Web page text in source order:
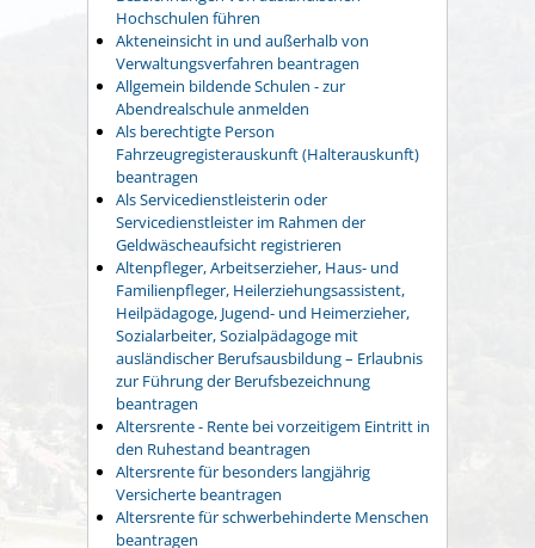
Hochschulen führen
Akteneinsicht in und außerhalb von
Verwaltungsverfahren beantragen
Allgemein bildende Schulen - zur
Abendrealschule anmelden
Als berechtigte Person
Fahrzeugregisterauskunft (Halterauskunft)
beantragen
Als Servicedienstleisterin oder
Servicedienstleister im Rahmen der
Geldwäscheaufsicht registrieren
Altenpfleger, Arbeitserzieher, Haus- und
Familienpfleger, Heilerziehungsassistent,
Heilpädagoge, Jugend- und Heimerzieher,
Sozialarbeiter, Sozialpädagoge mit
ausländischer Berufsausbildung – Erlaubnis
zur Führung der Berufsbezeichnung
beantragen
Altersrente - Rente bei vorzeitigem Eintritt in
den Ruhestand beantragen
Altersrente für besonders langjährig
Versicherte beantragen
Altersrente für schwerbehinderte Menschen
beantragen